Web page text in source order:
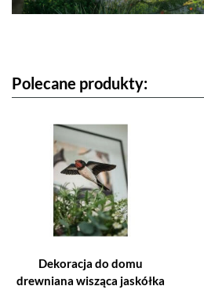
Polecane produkty:
Dekoracja do domu
drewniana wisząca jaskółka